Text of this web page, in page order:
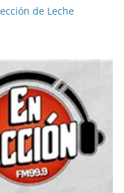
de Leche